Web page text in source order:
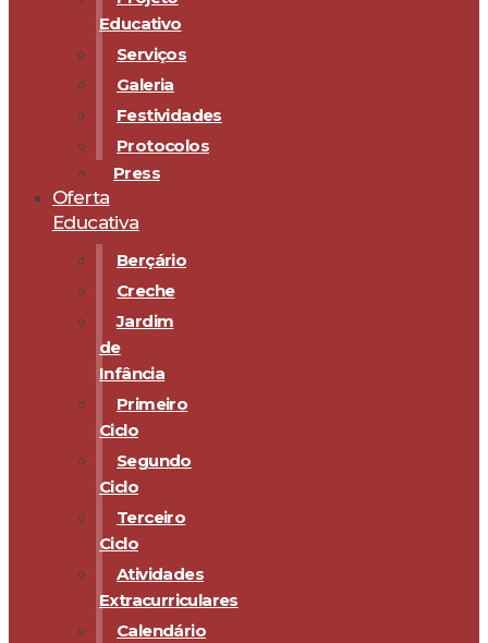
Educativo
Serviços
Galeria
Festividades
Protocolos
Press
Oferta
Educativa
Berçário
Creche
Jardim
de
Infância
Primeiro
Ciclo
Segundo
Ciclo
Terceiro
Ciclo
Atividades
Extracurriculares
Calendário